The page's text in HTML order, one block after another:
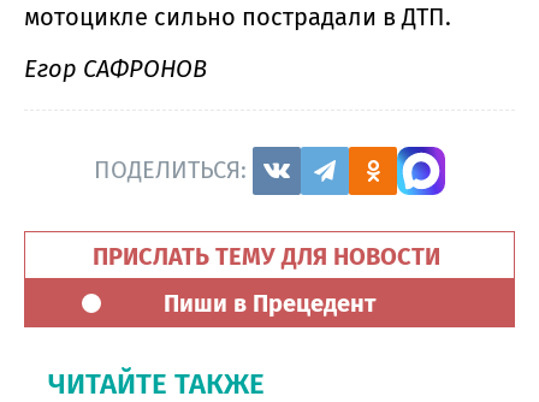
мотоцикле сильно пострадали в ДТП.
Егор САФРОНОВ
ПОДЕЛИТЬСЯ:
ПРИСЛАТЬ ТЕМУ ДЛЯ НОВОСТИ
Пиши в Прецедент
ЧИТАЙТЕ ТАКЖЕ